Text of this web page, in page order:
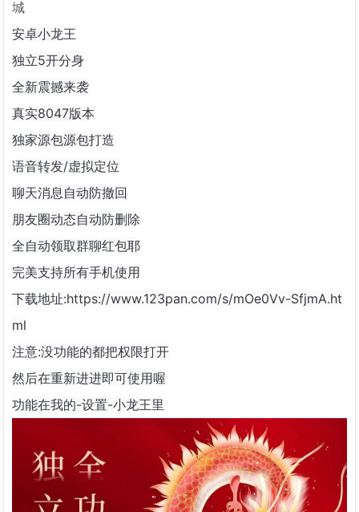
城
安卓小龙王
独立5开分身
全新震撼来袭
真实8047版本
独家源包源包打造
语音转发/虚拟定位
聊天消息自动防撤回
朋友圈动态自动防删除
全自动领取群聊红包耶
完美支持所有手机使用
下载地址:https://www.123pan.com/s/mOe0Vv-SfjmA.ht
ml
注意:没功能的都把权限打开
然后在重新进进即可使用喔
功能在我的-设置-小龙王里